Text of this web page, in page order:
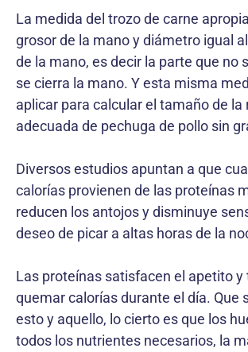
La medida del trozo de carne
grosor de la mano y diámetro igual
de la mano, es decir la parte que no
se cierra la mano. Y esta misma
aplicar para calcular el tamaño de la
adecuada de pechuga de pollo sin
Diversos estudios apuntan a que
calorías provienen de las proteínas
reducen los antojos y disminuye
deseo de picar a altas horas de la
Las proteínas satisfacen el apetito y
quemar calorías durante el día. Que
esto y aquello, lo cierto es que los
todos los nutrientes necesarios, la